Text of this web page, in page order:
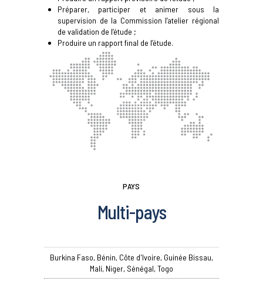
Préparer, participer et animer sous la
supervision de la Commission l’atelier régional
de validation de l’étude ;
Produire un rapport final de l’étude.
PAYS
Multi-pays
Burkina Faso, Bénin, Côte d'Ivoire, Guinée Bissau,
Mali, Niger, Sénégal, Togo